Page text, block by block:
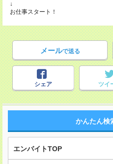
↓
お仕事スタート！
メールで送る
シェア ツイ
かんたん検
エンバイトTOP